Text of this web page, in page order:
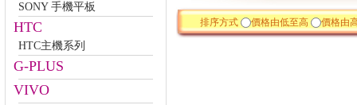
SONY 手機平板
HTC
HTC主機系列
G-PLUS
VIVO
排序方式 價格由低至高 價格由